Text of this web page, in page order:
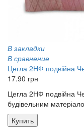
В закладки
В сравнение
Цегла 2НФ подвійна
17.90 грн
Цегла 2НФ подвійна
будівельним
Купить